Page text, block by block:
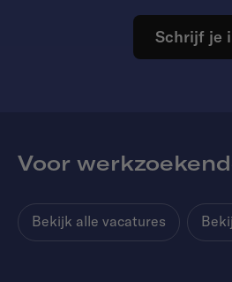
Schrijf je
Voor
Bekijk alle vacatures